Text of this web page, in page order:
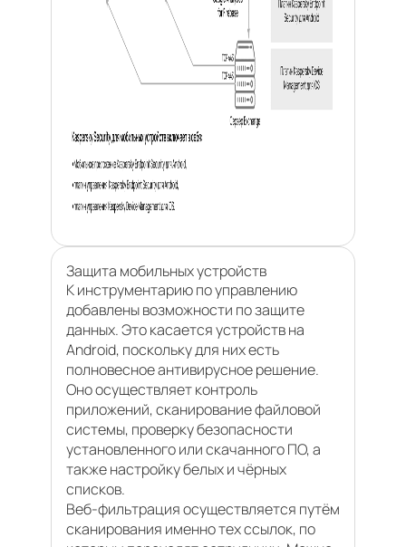
Защита мобильных устройств
К инструментарию по управлению
добавлены возможности по защите
данных. Это касается устройств на
Android, поскольку для них есть
полновесное антивирусное решение.
Оно осуществляет контроль
приложений, сканирование файловой
системы, проверку безопасности
установленного или скачанного ПО, а
также настройку белых и чёрных
списков.
Веб-фильтрация осуществляется путём
сканирования именно тех ссылок, по